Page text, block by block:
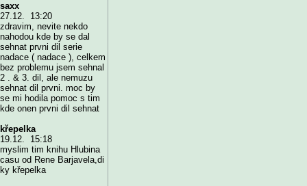
saxx
27.12. 13:20
zdravim, nevite nekdo
nahodou kde by se dal
sehnat prvni dil serie
nadace ( nadace ), celkem
bez problemu jsem sehnal
2 . & 3. dil, ale nemuzu
sehnat dil prvni. moc by
se mi hodila pomoc s tim
kde onen prvni dil sehnat
křepelka
19.12. 15:18
myslim tim knihu Hlubina
casu od Rene Barjavela,di
ky křepelka